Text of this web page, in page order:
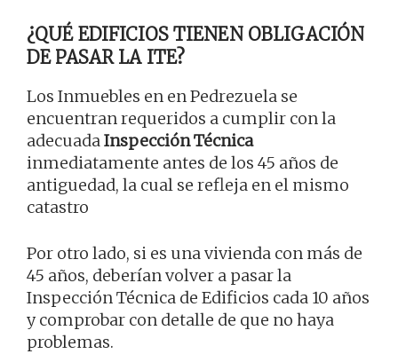
¿QUÉ EDIFICIOS TIENEN OBLIGACIÓN
DE PASAR LA ITE?
Los Inmuebles en en Pedrezuela se
encuentran requeridos a cumplir con la
adecuadaInspección Técnica
inmediatamente antes de los 45 años de
antiguedad, la cual se refleja en el mismo
catastro
Por otro lado, si es una vivienda con más de
45 años, deberían volver a pasar la
Inspección Técnica de Edificios cada 10 años
y comprobar con detalle de que no haya
problemas.